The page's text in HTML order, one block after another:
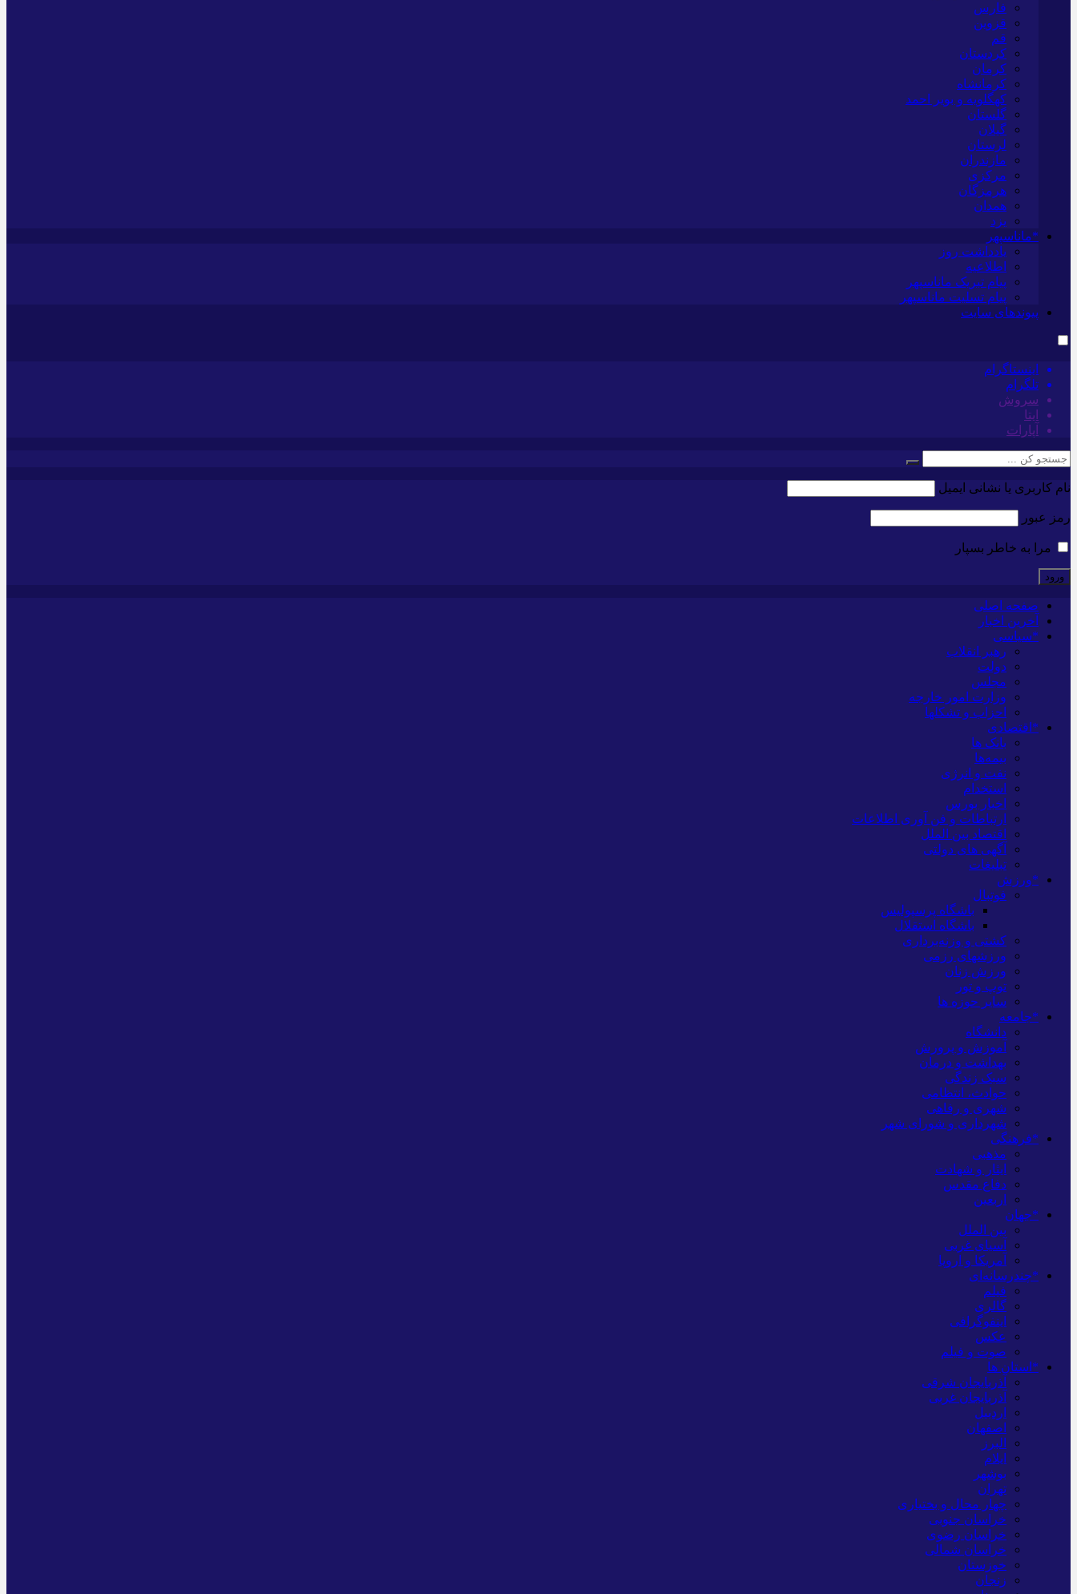
فارس
قزوین
قم
کردستان
کرمان
کرمانشاه
کهگلویه و بویر احمد
گلستان
گیلان
لرستان
مازندران
مرکزی
هرمزگان
همدان
یزد
*ماناسپهر
یادداشت روز
اطلاعیه
پیام تبریک ماناسپهر
پیام تسلیت ماناسپهر
پیوندهای سایت
اینستاگرام
تلگرام
سروش
ایتا
آپارات
نام کاربری یا نشانی ایمیل
رمز عبور
مرا به خاطر بسپار
صفحه اصلی
آخرین اخبار
*سیاسی
رهبر انقلاب
دولت
مجلس
وزارت امور خارجه
احزاب و تشکلها
*اقتصادی
بانک ها
بیمه‌ها
نفت و انرژی
استخدام
اخبار بورس
ارتباطات و فن آوری اطلاعات
اقتصاد بین الملل
آگهی های دولتی
تبلیغات
*ورزش
فوتبال
باشگاه پرسپولیس
باشگاه استقلال
کشتی و وزنه‌برداری
ورزشهای رزمی
ورزش زنان
توپ و تور
سایر حوزه ها
*جامعه
دانشگاه
آموزش و پرورش
بهداشت و درمان
سبک زندگی
حوادث، انتظامی
شهری و رفاهی
شهرداری و شورای شهر
*فرهنگی
مذهبی
ایثار و شهادت
دفاع مقدس
اربعین
*جهان
بین الملل
آسیای غربی
آمریکا و اروپا
*چندرسانه‌ای
فیلم
گالری
اینفوگرافی
عکس
صوت و فیلم
*استان ها
آذربایجان شرقی
آذربایجان غربی
اردبیل
اصفهان
البرز
ایلام
بوشهر
تهران
چهار محال و بختیاری
خراسان جنوبی
خراسان رضوی
خراسان شمالی
خوزستان
زنجان